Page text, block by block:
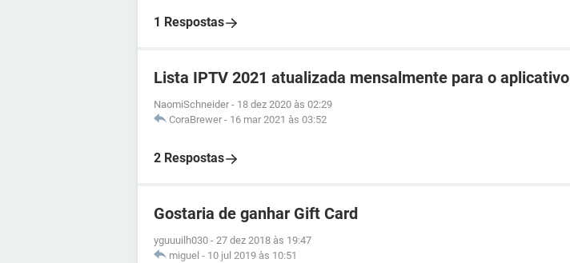
1 Respostas
Lista IPTV 2021 atualizada mensalmente para o aplicativo
NaomiSchneider - 18 dez 2020 às 02:29
CoraBrewer - 16 mar 2021 às 03:52
2 Respostas
Gostaria de ganhar Gift Card
yguuuilh030 - 27 dez 2018 às 19:47
miguel - 10 jul 2019 às 10:51